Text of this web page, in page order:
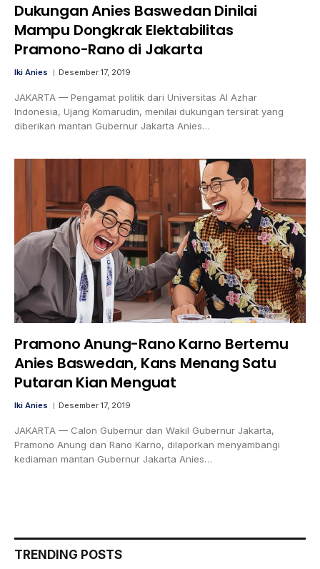
Dukungan Anies Baswedan Dinilai
Mampu Dongkrak Elektabilitas
Pramono-Rano di Jakarta
Iki Anies Desember 17, 2019
JAKARTA — Pengamat politik dari Universitas Al Azhar
Indonesia, Ujang Komarudin, menilai dukungan tersirat yang
diberikan mantan Gubernur Jakarta Anies…
Pramono Anung-Rano Karno Bertemu
Anies Baswedan, Kans Menang Satu
Putaran Kian Menguat
Iki Anies Desember 17, 2019
JAKARTA — Calon Gubernur dan Wakil Gubernur Jakarta,
Pramono Anung dan Rano Karno, dilaporkan menyambangi
kediaman mantan Gubernur Jakarta Anies…
TRENDING POSTS